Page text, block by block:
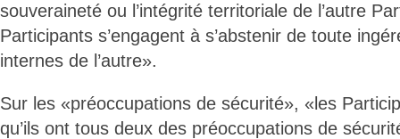
souveraineté ou l’intégrité territoriale de l’autre
Participants s’engagent à s’abstenir de toute
internes de l’autre».
Sur les «préoccupations de sécurité», «les
qu’ils ont tous deux des préoccupations de